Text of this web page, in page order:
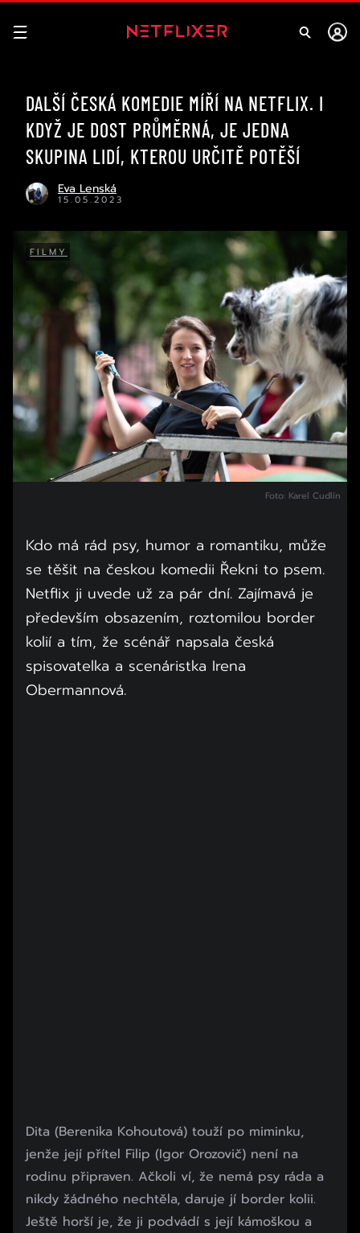
DALŠÍ ČESKÁ KOMEDIE MÍŘÍ NA NETFLIX. I
KDYŽ JE DOST PRŮMĚRNÁ, JE JEDNA
SKUPINA LIDÍ, KTEROU URČITĚ POTĚŠÍ
Eva Lenská
15.05.2023
FILMY
Foto: Karel Cudlín
Kdo má rád psy, humor a romantiku, může
se těšit na českou komedii Řekni to psem.
Netflix ji uvede už za pár dní. Zajímavá je
především obsazením, roztomilou border
kolií a tím, že scénář napsala česká
spisovatelka a scenáristka Irena
Obermannová.
Dita (Berenika Kohoutová) touží po miminku,
jenže její přítel Filip (Igor Orozovič) není na
rodinu připraven. Ačkoli ví, že nemá psy ráda a
nikdy žádného nechtěla, daruje jí border kolii.
Ještě horší je, že ji podvádí s její kámoškou a